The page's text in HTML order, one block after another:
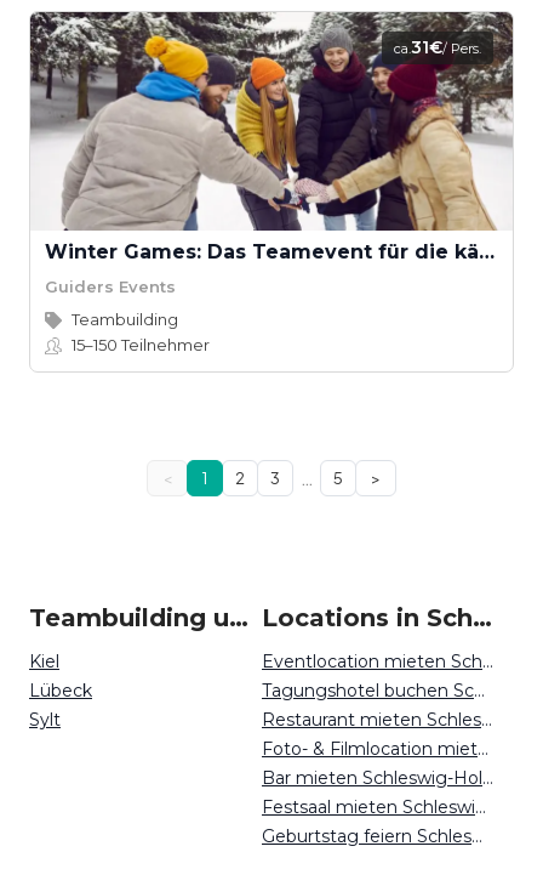
ca.31€/ Pers.
Winter Games: Das Teamevent für die kältere Jahreszeit
Guiders Events
Teambuilding
15–150Teilnehmer
< 1 2 3 … 5 >
Teambuilding um Schleswig-Holstein
Kiel
Lübeck
Sylt
Locations in Schleswig-Holstein mieten
Eventlocation mieten Schleswig-Holstein
Tagungshotel buchen Schleswig-Holstein
Restaurant mieten Schleswig-Holstein
Foto- & Filmlocation mieten Schleswig-Holstein
Bar mieten Schleswig-Holstein
Festsaal mieten Schleswig-Holstein
Geburtstag feiern Schleswig-Holstein